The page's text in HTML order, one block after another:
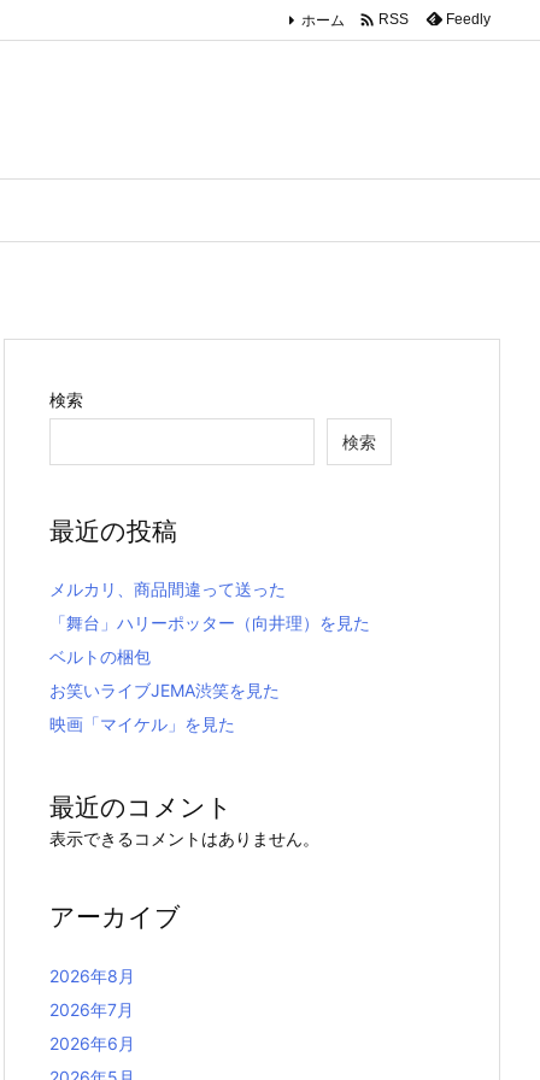
ホーム  RSS Feedly
検索
検索
最近の投稿
メルカリ、商品間違って送った
「舞台」ハリーポッター（向井理）を見た
ベルトの梱包
お笑いライブJEMA渋笑を見た
映画「マイケル」を見た
最近のコメント
表示できるコメントはありません。
アーカイブ
2026年8月
2026年7月
2026年6月